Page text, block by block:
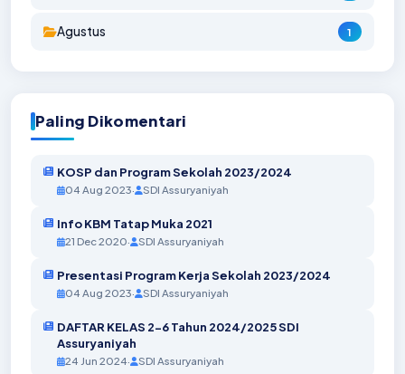
Agustus 1
Paling Dikomentari
KOSP dan Program Sekolah 2023/2024
04 Aug 2023· SDI Assuryaniyah
Info KBM Tatap Muka 2021
21 Dec 2020· SDI Assuryaniyah
Presentasi Program Kerja Sekolah 2023/2024
04 Aug 2023· SDI Assuryaniyah
DAFTAR KELAS 2-6 Tahun 2024/2025 SDI
Assuryaniyah
24 Jun 2024· SDI Assuryaniyah